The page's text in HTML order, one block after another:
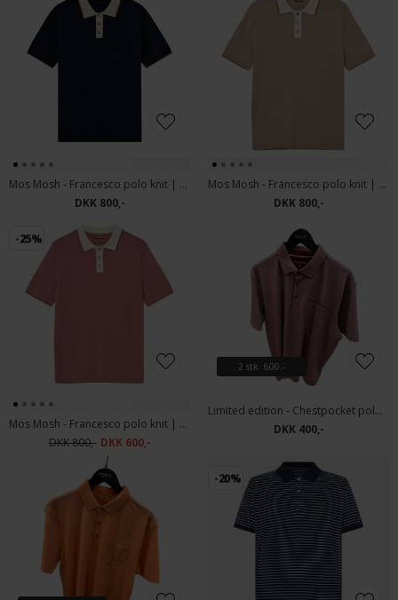
Mos Mosh - Francesco polo knit | Polo T-shirt Estate Blue
DKK 800,-
Mos Mosh - Francesco polo knit | Polo T-shirt Dune
DKK 800,-
-25%
Mos Mosh - Francesco polo knit | Polo T-shirt Rosedawn
DKK 800,- DKK 600,-
2 stk. 600.-
Limited edition - Chestpocket polo | Polo T-shirt Bordeaux
DKK 400,-
-20%